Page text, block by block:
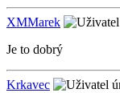
XMMarek
Je to dobrý
Krkavec